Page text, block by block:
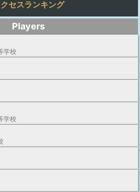
セスランキング
Players
学校
学校